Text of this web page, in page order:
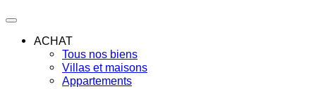
ACHAT
Tous nos biens
Villas et maisons
Appartements